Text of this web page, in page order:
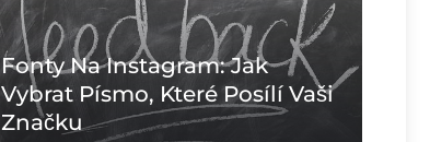
Fonty Na Instagram: Jak
Vybrat Písmo, Které Posílí Vaši
Značku